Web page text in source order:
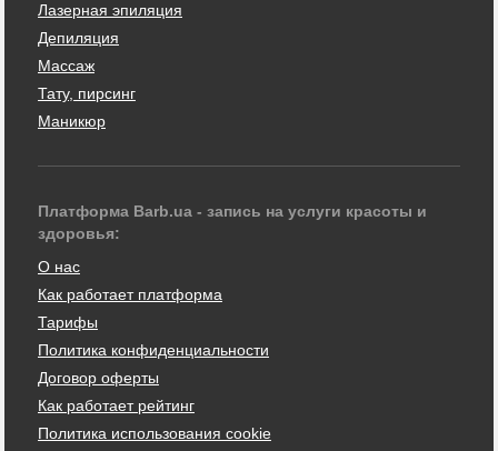
Лазерная эпиляция
Депиляция
Массаж
Тату, пирсинг
Маникюр
Платформа Barb.ua - запись на услуги красоты и
здоровья:
О нас
Как работает платформа
Тарифы
Политика конфиденциальности
Договор оферты
Как работает рейтинг
Политика использования cookie